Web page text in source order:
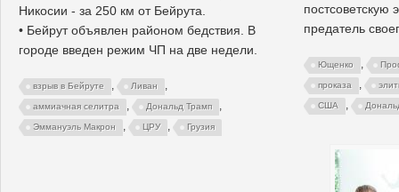
Никосии - за 250 км от Бейрута.
• Бейрут объявлен районом бедствия. В
городе введен режим ЧП на две недели.
взрыв в Бейруте , Ливан ,
аммиачная селитра , Дональд Трамп ,
Эммануэль Макрон , ЦРУ , Грузия
постсоветскую
предатель
Ющенко ,
проказа ,
США ,